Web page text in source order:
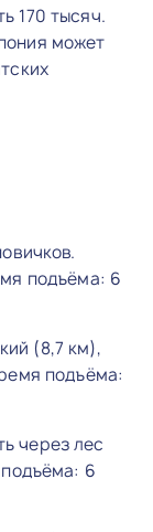
170 тысяч.
может
подъёма: 6
(8,7 км),
подъёма:
через лес
6